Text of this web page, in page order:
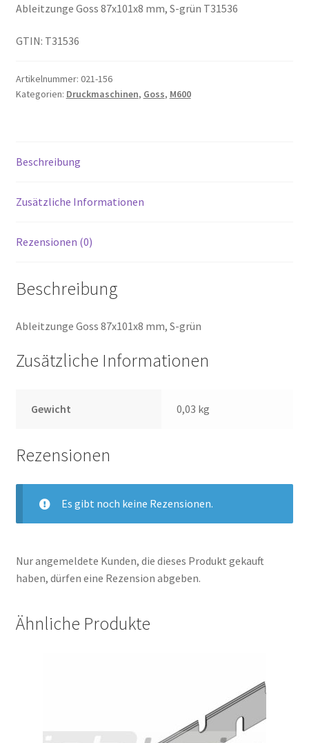
Ableitzunge Goss 87x101x8 mm, S-grün T31536
GTIN: T31536
Artikelnummer: 021-156
Kategorien: Druckmaschinen, Goss, M600
Beschreibung
Zusätzliche Informationen
Rezensionen (0)
Beschreibung
Ableitzunge Goss 87x101x8 mm, S-grün
Zusätzliche Informationen
Gewicht 0,03 kg
Rezensionen
Es gibt noch keine Rezensionen.
Nur angemeldete Kunden, die dieses Produkt gekauft
haben, dürfen eine Rezension abgeben.
Ähnliche Produkte